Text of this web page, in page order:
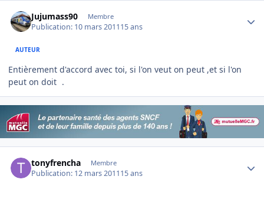
Jujumass90 Membre
Publication: 10 mars 201115 ans
AUTEUR
Entièrement d'accord avec toi, si l'on veut on peut ,et si l'on
peut on doit .
tonyfrencha Membre
Publication: 12 mars 201115 ans